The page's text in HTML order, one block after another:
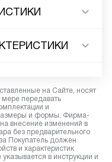
на Сайте, носят
мере передавать
и
размеры и формы. Фирма-
внесение изменений в
без предварительного
Покупатель должен
и характеристик
в инструкции и